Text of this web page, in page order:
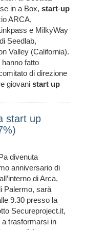
in a Box, start-up
ARCA,
e MilkyWay
Seedlab,
Valley (California).
fatto
di direzione
giovani start up
start up
divenuta
anniversario di
di Arca,
Palermo, sarà
9.30 presso la
Secureproject.it,
a trasformarsi in